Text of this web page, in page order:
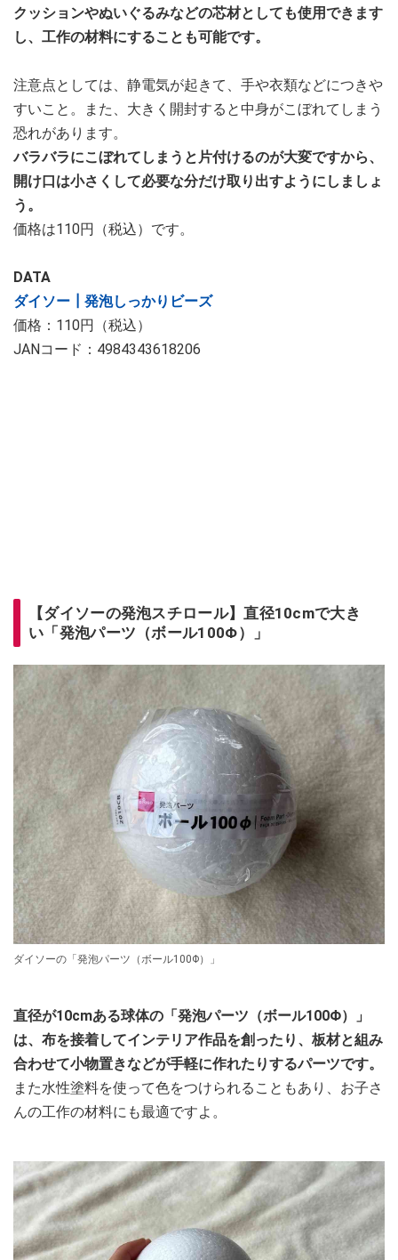
クッションやぬいぐるみなどの芯材としても使用できます
し、工作の材料にすることも可能です。
注意点としては、静電気が起きて、手や衣類などにつきや
すいこと。また、大きく開封すると中身がこぼれてしまう
恐れがあります。
バラバラにこぼれてしまうと片付けるのが大変ですから、
開け口は小さくして必要な分だけ取り出すようにしましょ
う。
価格は110円（税込）です。
DATA
ダイソー┃発泡しっかりビーズ
価格：110円（税込）
JANコード：4984343618206
【ダイソーの発泡スチロール】直径10cmで大き
い「発泡パーツ（ボール100Φ）」
ダイソーの「発泡パーツ（ボール100Φ）」
直径が10cmある球体の「発泡パーツ（ボール100Φ）」
は、布を接着してインテリア作品を創ったり、板材と組み
合わせて小物置きなどが手軽に作れたりするパーツです。
また水性塗料を使って色をつけられることもあり、お子さ
んの工作の材料にも最適ですよ。